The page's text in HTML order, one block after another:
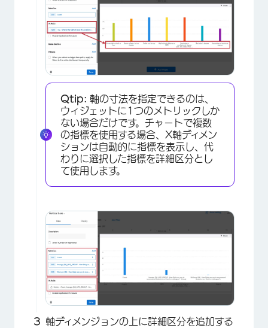
×
Qtip: 軸の寸法を指定できるのは、
ウィジェットに1つのメトリックしか
ない場合だけです。チャートで複数
の指標を使用する場合、X軸ディメン
ションは自動的に指標を表示し、代
わりに選択した指標を詳細区分とし
て使用します。
軸ディメンジョンの上に詳細区分を追加する